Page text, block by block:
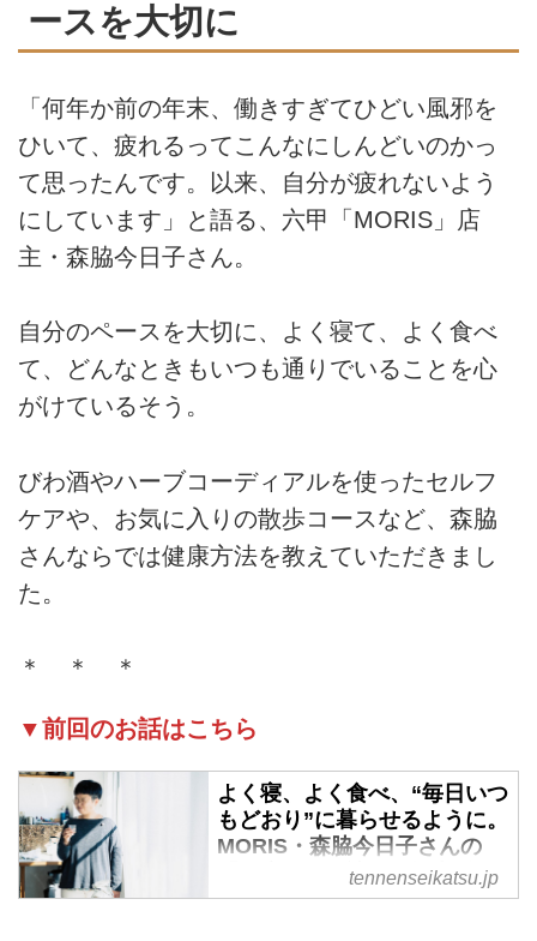
ースを大切に
「何年か前の年末、働きすぎてひどい風邪を
ひいて、疲れるってこんなにしんどいのかっ
て思ったんです。以来、自分が疲れないよう
にしています」と語る、六甲「MORIS」店
主・森脇今日子さん。
自分のペースを大切に、よく寝て、よく食べ
て、どんなときもいつも通りでいることを心
がけているそう。
びわ酒やハーブコーディアルを使ったセルフ
ケアや、お気に入りの散歩コースなど、森脇
さんならでは健康方法を教えていただきまし
た。
＊ ＊ ＊
▼前回のお話はこちら
よく寝、よく食べ、“毎日いつ
もどおり”に暮らせるように。
MORIS・森脇今日子さんの
「健康」の秘訣 - 天然生活
web
tennenseikatsu.jp